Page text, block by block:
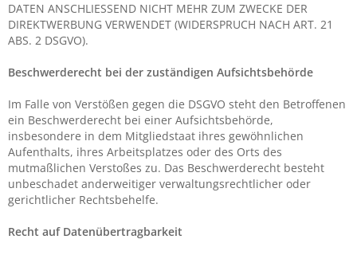
DATEN ANSCHLIESSEND NICHT MEHR ZUM ZWECKE DER
DIREKTWERBUNG VERWENDET (WIDERSPRUCH NACH ART. 21
ABS. 2 DSGVO).
Beschwerde­recht bei der zuständigen Aufsichts­behörde
Im Falle von Verstößen gegen die DSGVO steht den Betroffenen
ein Beschwerderecht bei einer Aufsichtsbehörde,
insbesondere in dem Mitgliedstaat ihres gewöhnlichen
Aufenthalts, ihres Arbeitsplatzes oder des Orts des
mutmaßlichen Verstoßes zu. Das Beschwerderecht besteht
unbeschadet anderweitiger verwaltungsrechtlicher oder
gerichtlicher Rechtsbehelfe.
Recht auf Daten­übertrag­barkeit